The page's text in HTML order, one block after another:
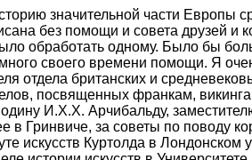
значительной части Европы
без помощи и совета друзей и
обработать одному. Было бы
своего времени помощи. Я
отдела британских и
посвященных франкам,
И.Х.Х. Арчибальду,
в Гринвиче, за советы по поводу
искусств Куртолда в Лондонском